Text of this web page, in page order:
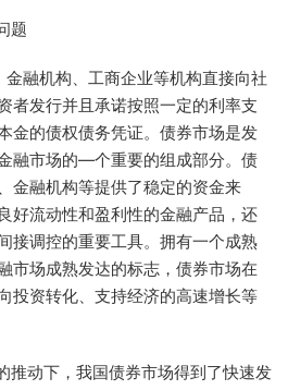
题
融机构、工商企业等机构直接向社
者发行并且承诺按照一定的利率支
金的债权债务凭证。债券市场是发
融市场的—个重要的组成部分。债
金融机构等提供了稳定的资金来
好流动性和盈利性的金融产品，还
接调控的重要工具。拥有一个成熟
市场成熟发达的标志，债券市场在
投资转化、支持经济的高速增长等
推动下，我国债券市场得到了快速发